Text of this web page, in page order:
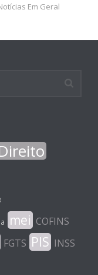
Em Geral
mei COFINS
FGTS PIS INSS